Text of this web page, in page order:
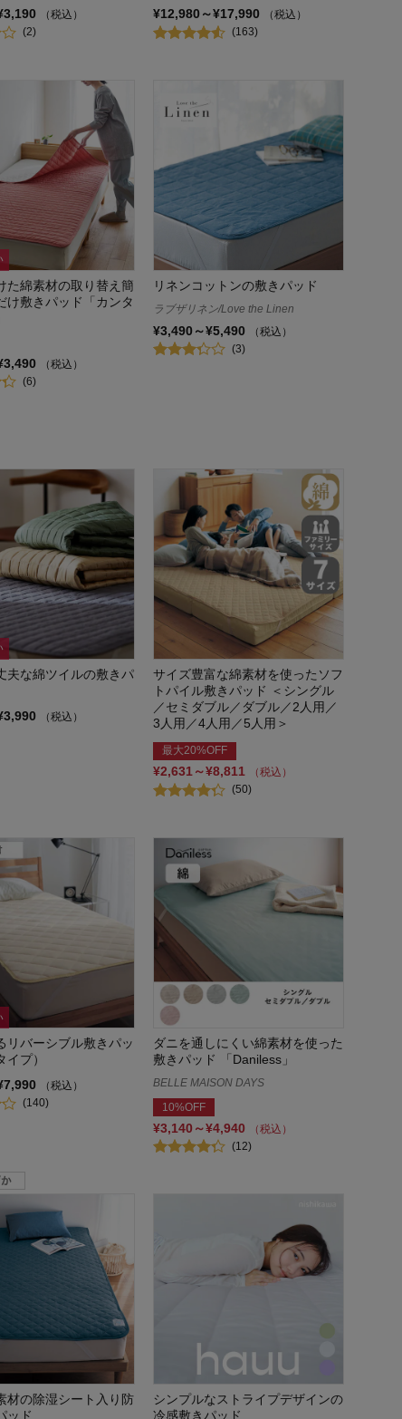
（税込）
(2)
¥12,980～¥17,990
（税込）
(163)
た綿素材の取り替え簡
け敷きパッド「カンタ
（税込）
(6)
リネンコットンの敷きパッド
ラブザリネン/Love the Linen
¥3,490～¥5,490
（税込）
(3)
夫な綿ツイルの敷きパ
（税込）
サイズ豊富な綿素材を使ったソフ
トパイル敷きパッド ＜シングル
／セミダブル／ダブル／2人用／
3人用／4人用／5人用＞
最大20%OFF
¥2,631～¥8,811
（税込）
(50)
リバーシブル敷きパッ
イプ）
（税込）
(140)
ダニを通しにくい綿素材を使った
敷きパッド 「Daniless」
BELLE MAISON DAYS
10%OFF
¥3,140～¥4,940
（税込）
(12)
材の除湿シート入り防
ッド
シンプルなストライプデザインの
冷感敷きパッド